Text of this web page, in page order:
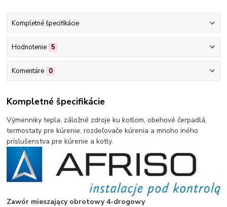
Kompletné špecifikácie
Hodnotenie 5
Komentáre 0
Kompletné špecifikácie
Výmenniky tepla, záložné zdroje ku kotlom, obehové čerpadlá,
termostaty pre kúrenie, rozdeľovače kúrenia a mnoho iného
príslušenstva pre kúrenie a kotly.
Zawór mieszający obrotowy 4-drogowy